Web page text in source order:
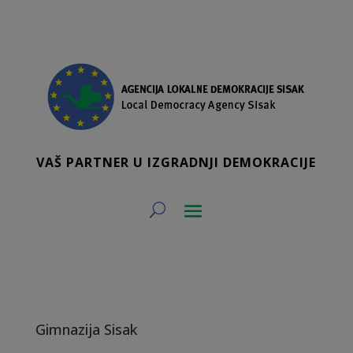
VAŠ PARTNER U IZGRADNJI DEMOKRACIJE
Gimnazija Sisak